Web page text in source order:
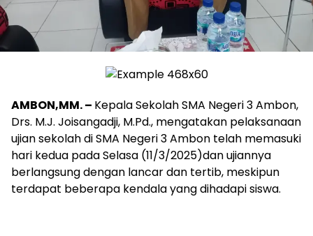
AMBON,MM. – Kepala Sekolah SMA Negeri 3 Ambon,
Drs. M.J. Joisangadji, M.Pd., mengatakan pelaksanaan
ujian sekolah di SMA Negeri 3 Ambon telah memasuki
hari kedua pada Selasa (11/3/2025)dan ujiannya
berlangsung dengan lancar dan tertib, meskipun
terdapat beberapa kendala yang dihadapi siswa.